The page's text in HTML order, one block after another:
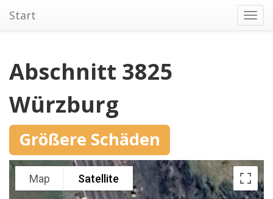
Start
Abschnitt 3825
Würzburg
Größere Schäden
Map Satellite